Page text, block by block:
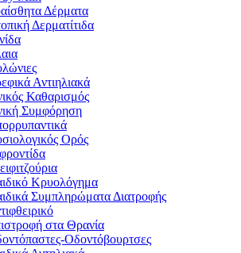
Δέρματα
Δερματίτιδα
Αντιηλιακά
Καθαρισμός
Συμφόρηση
Ορός
Κρυολόγημα
Συμπληρώματα Διατροφής
στα Θρανία
Οδοντόβουρτσες